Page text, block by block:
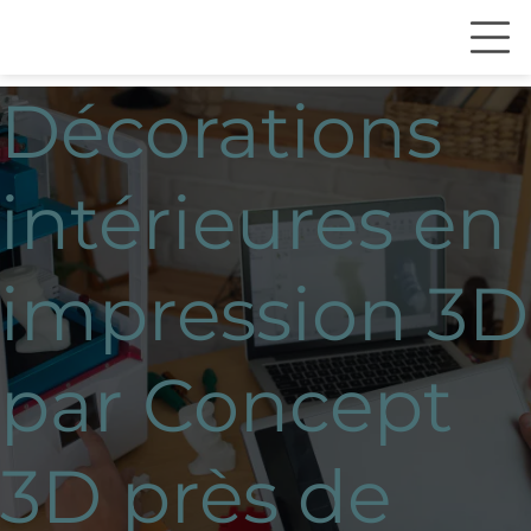
Décorations
intérieures en
impression 3D
par Concept
3D près de